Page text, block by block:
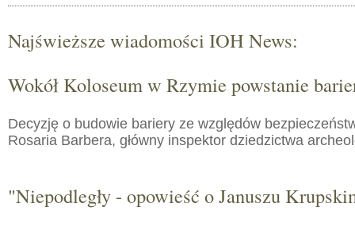
Najświeższe wiadomości IOH News:
Wokół Koloseum w Rzymie powstanie
Decyzję o budowie bariery ze względów
Rosaria Barbera, główny inspektor dziedzictwa
"Niepodległy - opowieść o Januszu